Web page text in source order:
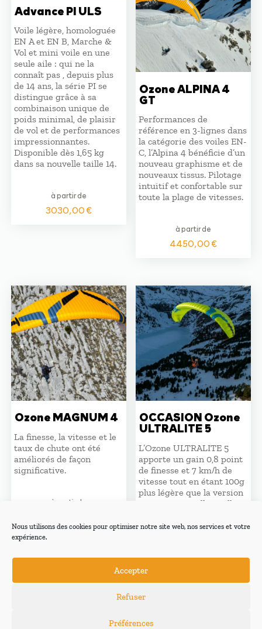
Nous utilisons des cookies pour optimiser notre site web, nos services et votre
expérience.
Accepter
Refuser
Préférences
Advance PI ULS
Voile légère, homologuée
EN A et EN B, Marche &
Vol et mini voile en une
seule aile : qui ne la
connaît pas , depuis plus
de 14 ans, la série PI se
distingue grâce à sa
combinaison unique de
poids minimal, de plaisir
de vol et de performances
impressionnantes.
Disponible dès 1,65 kg
dans sa nouvelle taille 14.
à partir de
3030,00€
Ozone ALPINA 4
GT
Performances de
référence en 3-lignes dans
la catégorie des voiles EN-
C, l’Alpina 4 bénéficie d’un
nouveau graphisme et de
nouveaux tissus. Pilotage
intuitif et confortable sur
toute la plage de vitesses.
à partir de
4450,00€
Ozone MAGNUM 4
La finesse, la vitesse et le
taux de chute ont été
améliorés de façon
significative.
à partir de
OCCASION Ozone
ULTRALITE 5
L’Ozone ULTRALITE 5
apporte un gain 0,8 point
de finesse et 7 km/h de
vitesse tout en étant 100g
plus légère que la version
4. Avec 2 nouvelles tailles :
– Taille 17, 23 : Toutes en